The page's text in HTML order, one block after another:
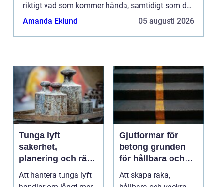
riktigt vad som kommer hända, samtidigt som det
finns ett behov av att försöka leva så ”normalt”...
Amanda Eklund 05 augusti 2026
Tunga lyft
säkerhet,
planering och rätt
utrustning
Att hantera tunga lyft
Gjutformar för
betong grunden
för hållbara och
precisa
konstruktioner
Att skapa raka,